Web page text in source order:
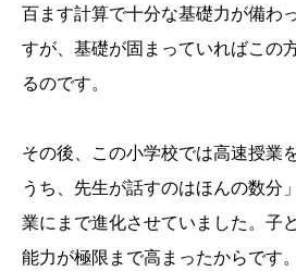
百ます計算で十分な基礎力が備わ
すが、基礎が固まっていればこの
るのです。
その後、この小学校では高速授業
うち、先生が話すのはほんの数分
業にまで進化させていました。子
能力が極限まで高まったからです。